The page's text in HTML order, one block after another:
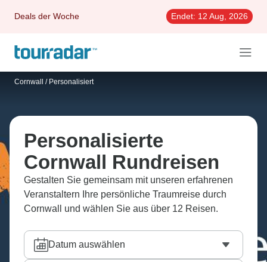
Deals der Woche Endet: 12 Aug, 2026
Cornwall / Personalisiert
Personalisierte
Cornwall Rundreisen
Gestalten Sie gemeinsam mit unseren erfahrenen
Veranstaltern Ihre persönliche Traumreise durch
Cornwall und wählen Sie aus über 12 Reisen.
Datum auswählen